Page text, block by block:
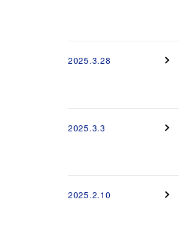
2025.3.28
2025.3.3
2025.2.10